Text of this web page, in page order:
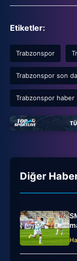
Etiketler:
Trabzonspor
Trabzonspor son
Trabzonspor haber
Diğer